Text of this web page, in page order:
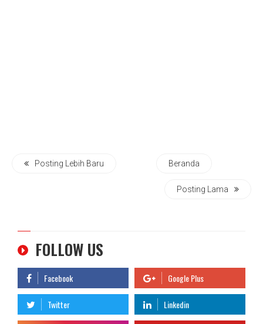
Posting Lebih Baru Beranda
Posting Lama
FOLLOW US